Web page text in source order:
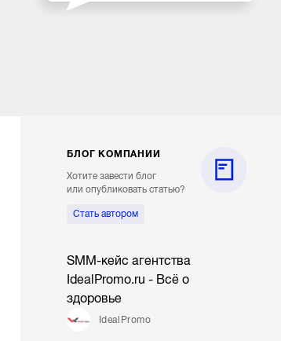
БЛОГ КОМПАНИИ
Хотите завести блог
или опубликовать статью?
Стать автором
SMM-кейс агентства
IdealPromo.ru - Всё о
здоровье
IdealPromo